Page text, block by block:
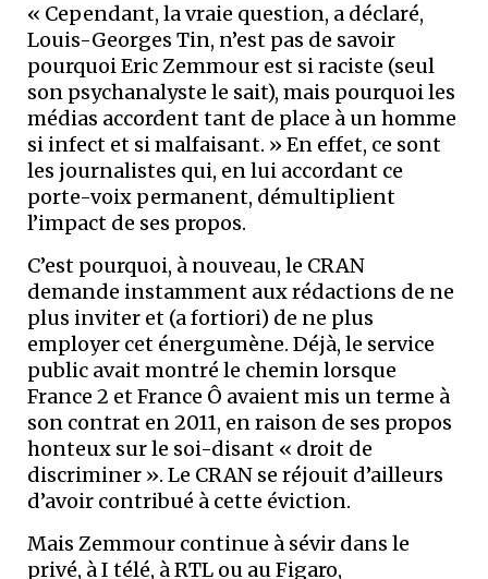
« Cependant, la vraie question, a déclaré,
Louis-Georges Tin, n’est pas de savoir
pourquoi Eric Zemmour est si raciste (seul
son psychanalyste le sait), mais pourquoi les
médias accordent tant de place à un homme
si infect et si malfaisant. » En effet, ce sont
les journalistes qui, en lui accordant ce
porte-voix permanent, démultiplient
l’impact de ses propos.
C’est pourquoi, à nouveau, le CRAN
demande instamment aux rédactions de ne
plus inviter et (a fortiori) de ne plus
employer cet énergumène. Déjà, le service
public avait montré le chemin lorsque
France 2 et France Ô avaient mis un terme à
son contrat en 2011, en raison de ses propos
honteux sur le soi-disant « droit de
discriminer ». Le CRAN se réjouit d’ailleurs
d’avoir contribué à cette éviction.
Mais Zemmour continue à sévir dans le
privé, à I télé, à RTL ou au Figaro,